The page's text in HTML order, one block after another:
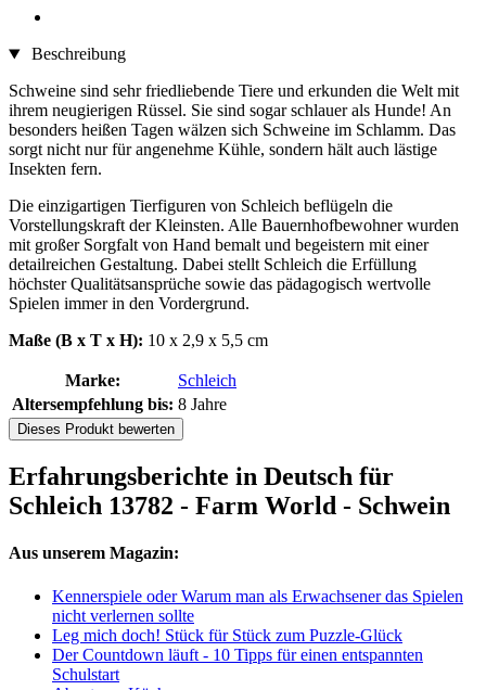
Beschreibung
Schweine sind sehr friedliebende Tiere und erkunden die Welt mit
ihrem neugierigen Rüssel. Sie sind sogar schlauer als Hunde! An
besonders heißen Tagen wälzen sich Schweine im Schlamm. Das
sorgt nicht nur für angenehme Kühle, sondern hält auch lästige
Insekten fern.
Die einzigartigen Tierfiguren von Schleich beflügeln die
Vorstellungskraft der Kleinsten. Alle Bauernhofbewohner wurden
mit großer Sorgfalt von Hand bemalt und begeistern mit einer
detailreichen Gestaltung. Dabei stellt Schleich die Erfüllung
höchster Qualitätsansprüche sowie das pädagogisch wertvolle
Spielen immer in den Vordergrund.
Maße (B x T x H): 10 x 2,9 x 5,5 cm
Marke:
Schleich
Altersempfehlung bis: 8 Jahre
Dieses Produkt bewerten
Erfahrungsberichte in Deutsch für
Schleich 13782 - Farm World - Schwein
Aus unserem Magazin:
Kennerspiele oder Warum man als Erwachsener das Spielen
nicht verlernen sollte
Leg mich doch! Stück für Stück zum Puzzle-Glück
Der Countdown läuft - 10 Tipps für einen entspannten
Schulstart